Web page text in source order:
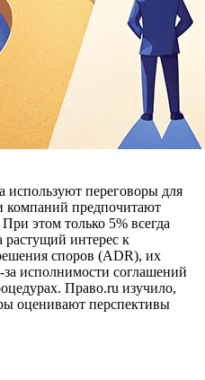
используют переговоры для
компаний предпочитают
этом только 5% всегда
растущий интерес к
споров (ADR), их
за исполнимости соглашений
Право.ru изучило,
оценивают перспективы